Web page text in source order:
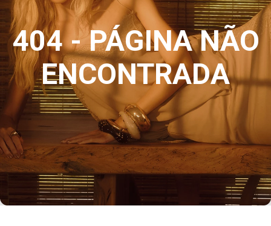
404 - PÁGINA NÃO
ENCONTRADA